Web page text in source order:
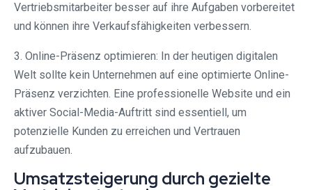
Vertriebsmitarbeiter besser auf ihre Aufgaben vorbereitet
und können ihre Verkaufsfähigkeiten verbessern.
3. Online-Präsenz optimieren: In der heutigen digitalen
Welt sollte kein Unternehmen auf eine optimierte Online-
Präsenz verzichten. Eine professionelle Website und ein
aktiver Social-Media-Auftritt sind essentiell, um
potenzielle Kunden zu erreichen und Vertrauen
aufzubauen.
Umsatzsteigerung durch gezielte